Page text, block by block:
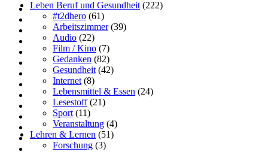
Leben Beruf und Gesundheit (222)
#t2dhero (61)
Arbeitszimmer(39)
Audio (22)
Film / Kino (7)
Gedanken (82)
Gesundheit (42)
Internet (8)
Lebensmittel & Essen (24)
Lesestoff(21)
Sport (11)
Veranstaltung (4)
Lehren & Lernen (51)
Forschung (3)